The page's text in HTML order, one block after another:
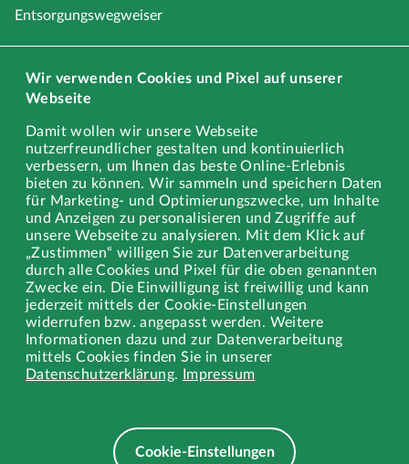
Wir verwenden Cookies und Pixel auf unserer
Webseite
Damit wollen wir unsere Webseite
nutzerfreundlicher gestalten und kontinuierlich
verbessern, um Ihnen das beste Online-Erlebnis
bieten zu können. Wir sammeln und speichern Daten
für Marketing- und Optimierungszwecke, um Inhalte
und Anzeigen zu personalisieren und Zugriffe auf
unsere Webseite zu analysieren. Mit dem Klick auf
„Zustimmen“ willigen Sie zur Datenverarbeitung
durch alle Cookies und Pixel für die oben genannten
Zwecke ein. Die Einwilligung ist freiwillig und kann
jederzeit mittels der Cookie-Einstellungen
widerrufen bzw. angepasst werden. Weitere
Informationen dazu und zur Datenverarbeitung
mittels Cookies finden Sie in unserer
Datenschutzerklärung. Impressum
Cookie-Einstellungen
Entsorgungswegweiser
Schadstoffe
Sperrmüll
Gewerbe
Stellenangebote
Ausbildung
Rechtliches
Impressum
Datenschutz